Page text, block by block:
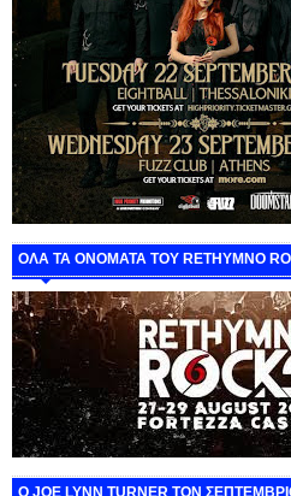
ΟΛΑ ΤΑ ΟΝΟΜΑΤΑ ΤΟΥ RETHYMNO
O JOE LYNN TURNER ΤΟΝ